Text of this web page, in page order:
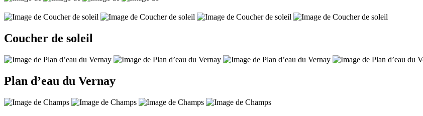
Coucher de soleil
Plan d’eau du Vernay